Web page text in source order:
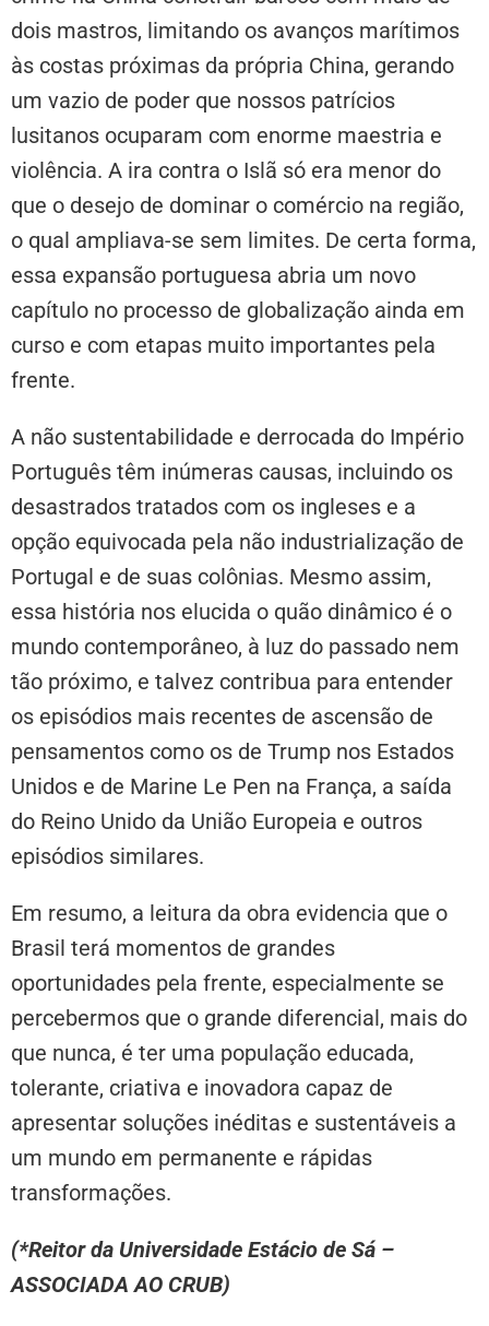
dois mastros, limitando os avanços marítimos
às costas próximas da própria China, gerando
um vazio de poder que nossos patrícios
lusitanos ocuparam com enorme maestria e
violência. A ira contra o Islã só era menor do
que o desejo de dominar o comércio na região,
o qual ampliava-se sem limites. De certa forma,
essa expansão portuguesa abria um novo
capítulo no processo de globalização ainda em
curso e com etapas muito importantes pela
frente.
A não sustentabilidade e derrocada do Império
Português têm inúmeras causas, incluindo os
desastrados tratados com os ingleses e a
opção equivocada pela não industrialização de
Portugal e de suas colônias. Mesmo assim,
essa história nos elucida o quão dinâmico é o
mundo contemporâneo, à luz do passado nem
tão próximo, e talvez contribua para entender
os episódios mais recentes de ascensão de
pensamentos como os de Trump nos Estados
Unidos e de Marine Le Pen na França, a saída
do Reino Unido da União Europeia e outros
episódios similares.
Em resumo, a leitura da obra evidencia que o
Brasil terá momentos de grandes
oportunidades pela frente, especialmente se
percebermos que o grande diferencial, mais do
que nunca, é ter uma população educada,
tolerante, criativa e inovadora capaz de
apresentar soluções inéditas e sustentáveis a
um mundo em permanente e rápidas
transformações.
(*Reitor da Universidade Estácio de Sá –
ASSOCIADA AO CRUB)